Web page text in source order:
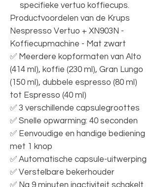
specifieke vertuo koffiecups.
Productvoordelen van de Krups
Nespresso Vertuo + XN903N -
Koffiecupmachine - Mat zwart
✅ Meerdere kopformaten van Alto
(414 ml), koffie (230 ml), Gran Lungo
(150 ml), dubbele espresso (80 ml)
tot Espresso (40 ml)
✅ 3 verschillende capsulegroottes
✅ Snelle opwarming: 40 seconden
✅ Eenvoudige en handige bediening
met 1 knop
✅ Automatische capsule-uitwerping
✅ Verstelbare bekerhouder
✅ Na 9 minuten inactiviteit schakelt